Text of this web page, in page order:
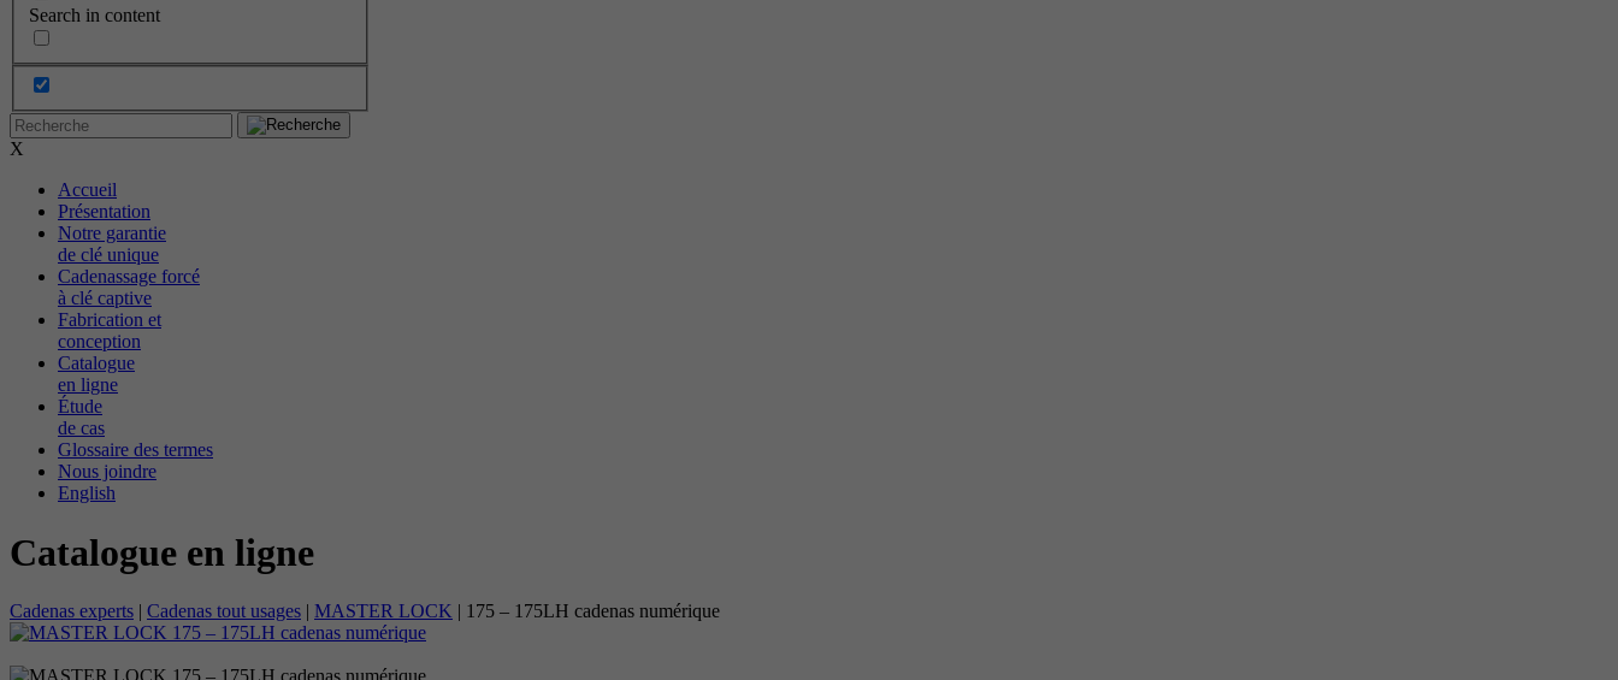
Search in content
X
Accueil
Présentation
Notre garantie
de clé unique
Cadenassage forcé
à clé captive
Fabrication et
conception
Catalogue
en ligne
Étude
de cas
Glossaire des termes
Nous joindre
English
Catalogue en ligne
Cadenas experts | Cadenas tout usages | MASTER LOCK | 175 – 175LH cadenas numérique